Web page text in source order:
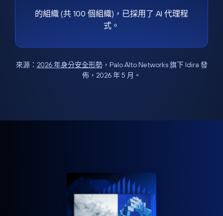
的組織 (共 100 個組織)，已採用了 AI 代理程
式。
來源： 2026 年身分安全形勢，Palo Alto Networks 旗下 Idira 發
佈，2026 年 5 月。